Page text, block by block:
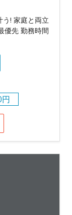
う! 家庭と両立
優先 勤務時間